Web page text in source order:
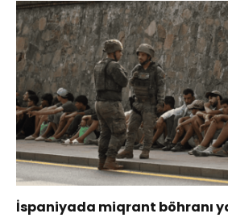
İspaniyada miqrant böhranı